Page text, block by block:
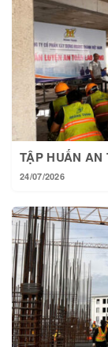
TẬP HUẤN
24/07/2026